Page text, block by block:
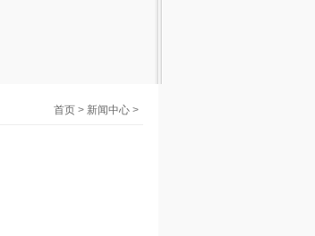
首页 > 新闻中心 >